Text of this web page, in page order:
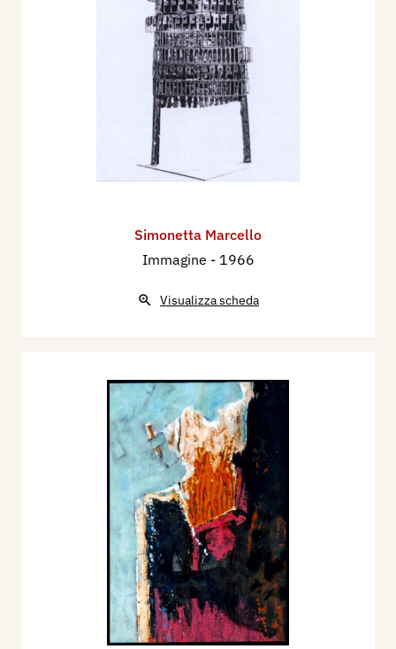
Simonetta Marcello
Immagine - 1966
Visualizza scheda